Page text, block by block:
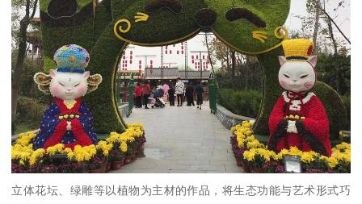
立体花坛、绿雕等以植物为主材的作品，将生态功能与艺术形式巧